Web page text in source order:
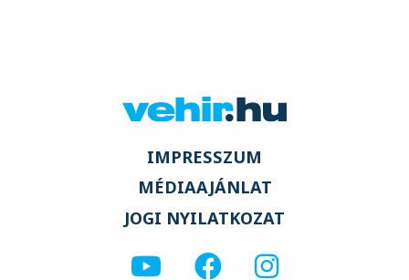
IMPRESSZUM
MÉDIAAJÁNLAT
JOGI NYILATKOZAT